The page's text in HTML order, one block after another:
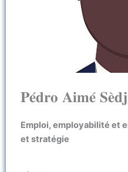
𝐏𝐞́𝐝𝐫𝐨 𝐀𝐢𝐦𝐞́
Emploi, employabilité et
et stratégie